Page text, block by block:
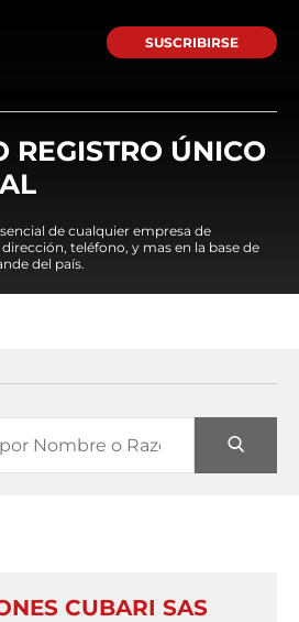
SUSCRIBIRSE
REGISTRO ÚNICO
de cualquier empresa de
teléfono, y mas en la base de
del país.
CUBARI SAS